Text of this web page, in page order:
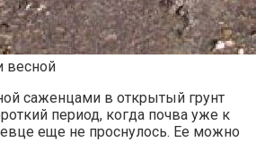
весной
саженцами в открытый грунт
период, когда почва уже к
еще не проснулось. Ее можно